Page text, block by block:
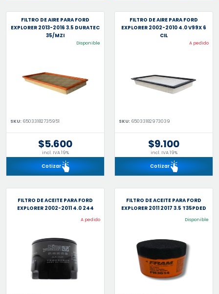
FILTRO DE AIRE PARA FORD
EXPLORER 2013-2016 3.5 DURATEC
35/MZI
Disponible
SKU: 65033182735951
$5.600
incl. IVA 19%
Cotizar
FILTRO DE AIRE PARA FORD
EXPLORER 2002-2010 4.0 V99X 6
CIL
A pedido
SKU: 65033182973039
$9.100
incl. IVA 19%
Cotizar
FILTRO DE ACEITE PARA FORD
EXPLORER 2002-2011 4.0 244
A pedido
FILTRO DE ACEITE PARA FORD
EXPLORER 2011 2017 3.5 T35PDED
Disponible